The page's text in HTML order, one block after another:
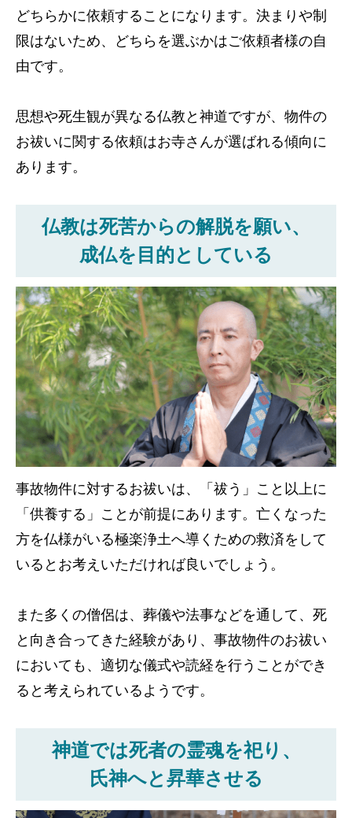
どちらかに依頼することになります。決まりや制
限はないため、どちらを選ぶかはご依頼者様の自
由です。
思想や死生観が異なる仏教と神道ですが、物件の
お祓いに関する依頼はお寺さんが選ばれる傾向に
あります。
仏教は死苦からの解脱を願い、
成仏を目的としている
事故物件に対するお祓いは、「祓う」こと以上に
「供養する」ことが前提にあります。亡くなった
方を仏様がいる極楽浄土へ導くための救済をして
いるとお考えいただければ良いでしょう。
また多くの僧侶は、葬儀や法事などを通して、死
と向き合ってきた経験があり、事故物件のお祓い
においても、適切な儀式や読経を行うことができ
ると考えられているようです。
神道では死者の霊魂を祀り、
氏神へと昇華させる